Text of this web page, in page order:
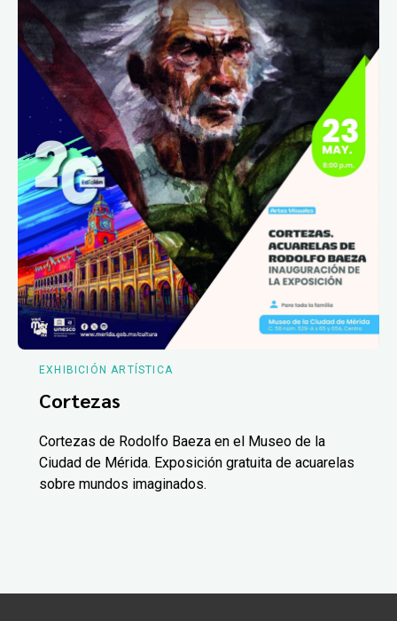
EXHIBICIÓN ARTÍSTICA
Cortezas
Cortezas de Rodolfo Baeza en el Museo de la
Ciudad de Mérida. Exposición gratuita de acuarelas
sobre mundos imaginados.